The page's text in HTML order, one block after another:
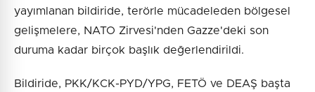
yayımlanan bildiride, terörle mücadeleden bölgesel
gelişmelere, NATO Zirvesi'nden Gazze'deki son
duruma kadar birçok başlık değerlendirildi.
Bildiride, PKK/KCK-PYD/YPG, FETÖ ve DEAŞ başta